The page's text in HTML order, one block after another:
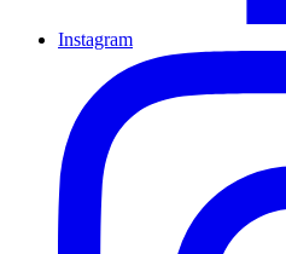
Instagram